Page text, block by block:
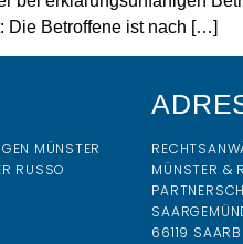
Die Betroffene ist nach […]
MÜNSTER
RUSSO
MÜNSTER &
66119